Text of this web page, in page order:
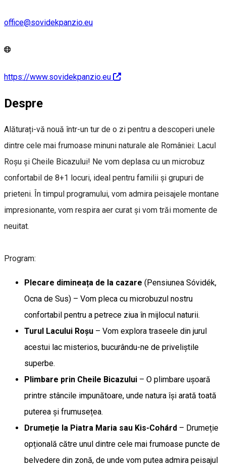
office@sovidekpanzio.eu
https://www.sovidekpanzio.eu
Despre
Alăturați-vă nouă într-un tur de o zi pentru a descoperi unele
dintre cele mai frumoase minuni naturale ale României: Lacul
Roșu și Cheile Bicazului! Ne vom deplasa cu un microbuz
confortabil de 8+1 locuri, ideal pentru familii și grupuri de
prieteni. În timpul programului, vom admira peisajele montane
impresionante, vom respira aer curat și vom trăi momente de
neuitat.
Program:
Plecare dimineața de la cazare (Pensiunea Sóvidék,
Ocna de Sus) – Vom pleca cu microbuzul nostru
confortabil pentru a petrece ziua în mijlocul naturii.
Turul Lacului Roșu – Vom explora traseele din jurul
acestui lac misterios, bucurându-ne de priveliștile
superbe.
Plimbare prin Cheile Bicazului – O plimbare ușoară
printre stâncile impunătoare, unde natura își arată toată
puterea și frumusețea.
Drumeție la Piatra Maria sau Kis-Cohárd – Drumeție
opțională către unul dintre cele mai frumoase puncte de
belvedere din zonă, de unde vom putea admira peisajul